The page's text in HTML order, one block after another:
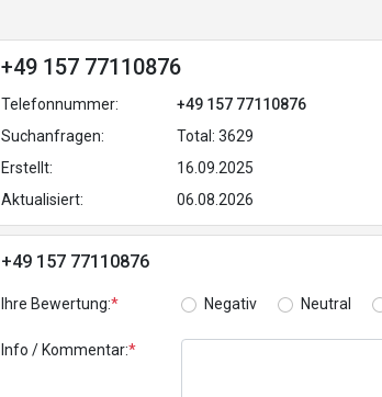
+49 157 77110876
Telefonnummer:
+49 157 77110876
Suchanfragen:
Total: 3629
Erstellt:
16.09.2025
Aktualisiert:
06.08.2026
+49 157 77110876
Ihre Bewertung:* Negativ Neutral
Info / Kommentar:*